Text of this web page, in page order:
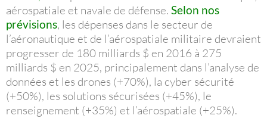
aérospatiale et navale de défense. Selon nos
prévisions, les dépenses dans le secteur de
l’aéronautique et de l’aérospatiale militaire devraient
progresser de 180 milliards $ en 2016 à 275
milliards $ en 2025, principalement dans l’analyse de
données et les drones (+70%), la cyber sécurité
(+50%), les solutions sécurisées (+45%), le
renseignement (+35%) et l’aérospatiale (+25%).